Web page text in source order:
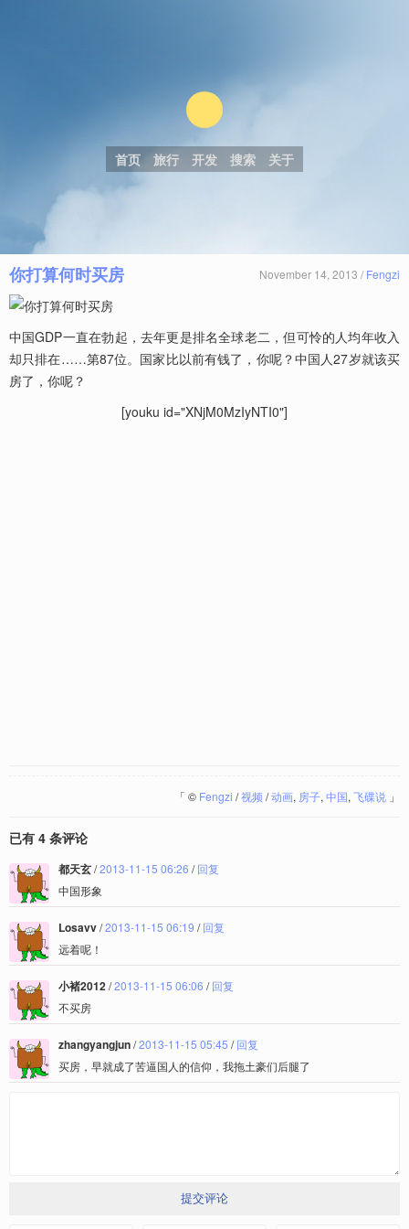
首页 旅行 开发 搜索 关于
你打算何时买房 November 14, 2013 / Fengzi
中国GDP一直在勃起，去年更是排名全球老二，但可怜的人均年收入
却只排在……第87位。国家比以前有钱了，你呢？中国人27岁就该买
房了，你呢？
[youku id="XNjM0MzIyNTI0"]
「 © Fengzi /视频/动画, 房子, 中国, 飞碟说 」
已有 4 条评论
都天玄/2013-11-15 06:26 /回复
中国形象
Losavv/2013-11-15 06:19 /回复
远着呢！
小褚2012/2013-11-15 06:06 /回复
不买房
zhangyangjun/2013-11-15 05:45 /回复
买房，早就成了苦逼国人的信仰，我拖土豪们后腿了
提交评论